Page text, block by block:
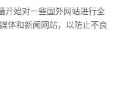
始对一些国外网站进行全
体和新闻网站，以防止不良